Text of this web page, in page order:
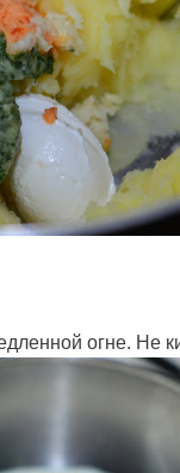
огне. Не